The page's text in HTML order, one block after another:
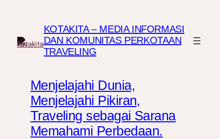
KOTAKITA – MEDIA INFORMASI
DAN KOMUNITAS PERKOTAAN
TRAVELING
Menjelajahi Dunia,
Menjelajahi Pikiran,
Traveling sebagai Sarana
Memahami Perbedaan.